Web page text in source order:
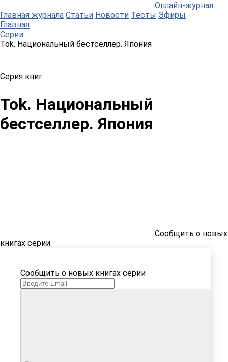
Онлайн-журнал
Главная журнала Статьи Новости Тесты Эфиры
Главная
Серии
Tok. Национальный бестселлер. Япония
Серия книг
Tok. Национальный
бестселлер. Япония
Сообщить о новых
книгах серии
Сообщить о новых книгах серии